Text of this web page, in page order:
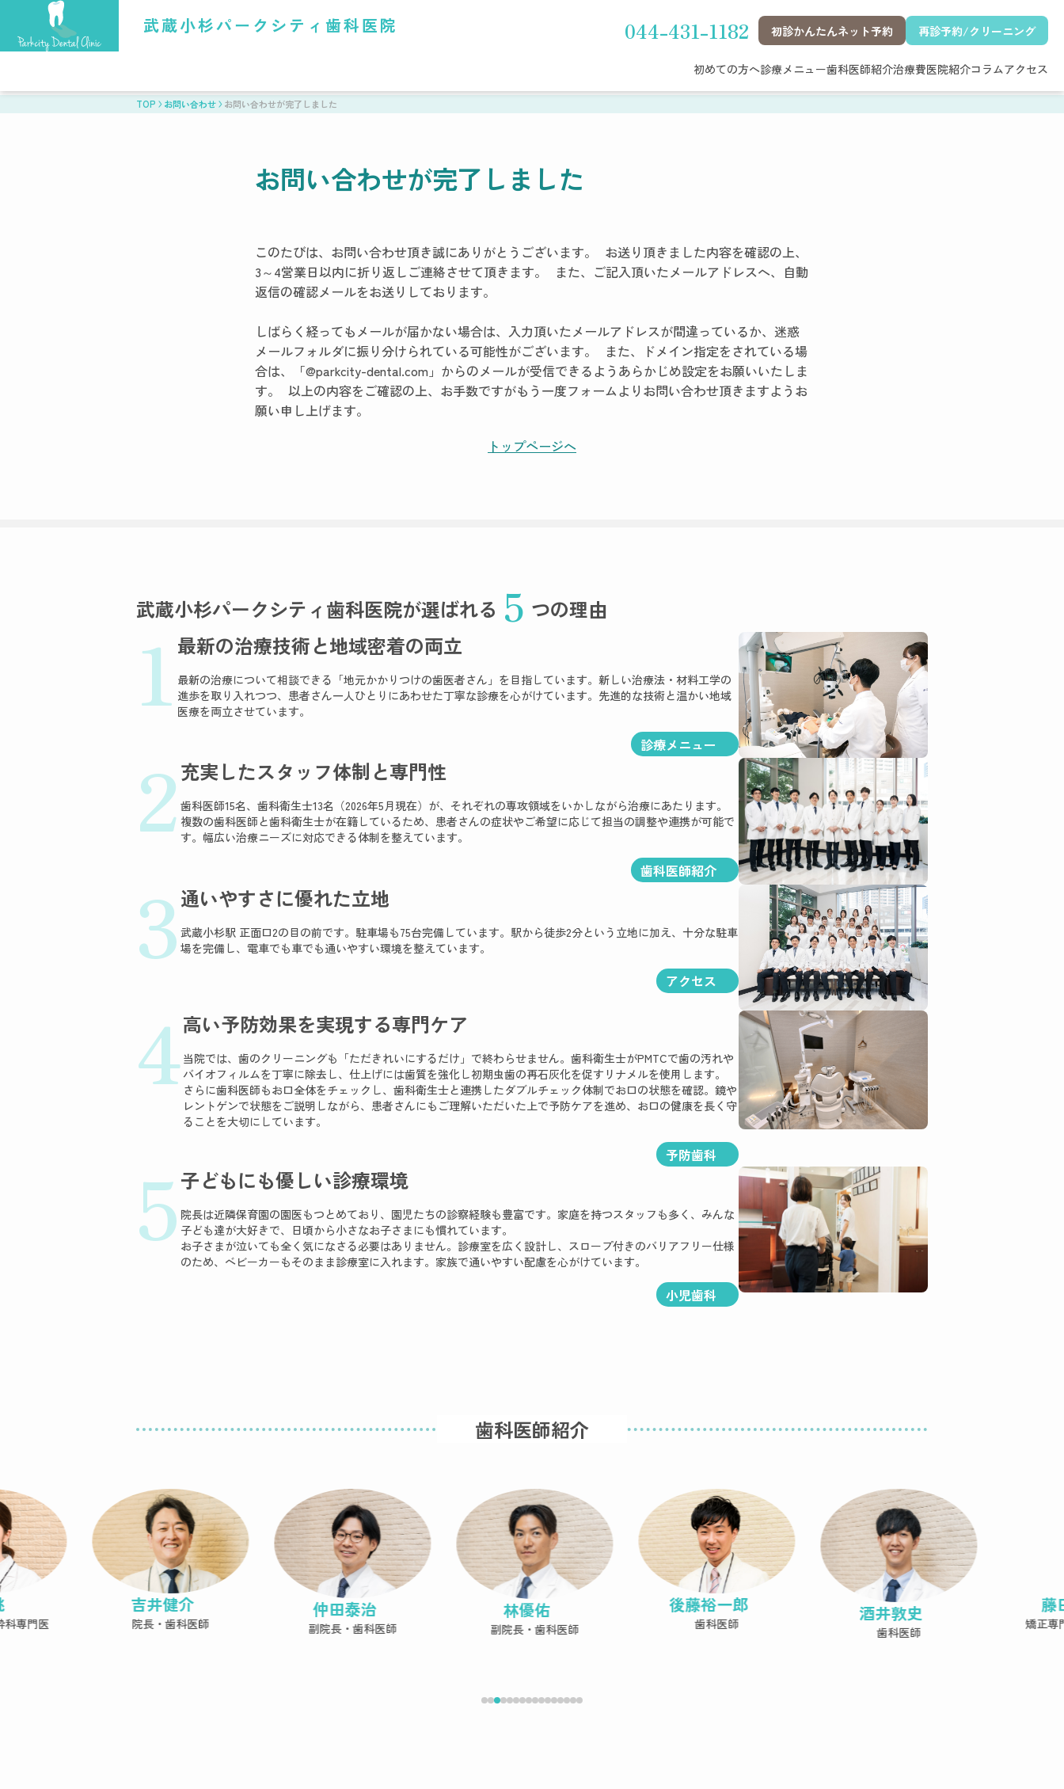
武蔵小杉パークシティ歯科医院 044-431-1182 初診かんたんネット予約 再診予約/クリーニング
初めての方へ診療メニュー歯科医師紹介治療費医院紹介コラムアクセス
TOP お問い合わせ お問い合わせが完了しました
お問い合わせが完了しました
このたびは、お問い合わせ頂き誠にありがとうございます。 お送り頂きました内容を確認の上、
3～4営業日以内に折り返しご連絡させて頂きます。 また、ご記入頂いたメールアドレスへ、自動
返信の確認メールをお送りしております。
しばらく経ってもメールが届かない場合は、入力頂いたメールアドレスが間違っているか、迷惑
メールフォルダに振り分けられている可能性がございます。 また、ドメイン指定をされている場
合は、「@parkcity-dental.com」からのメールが受信できるようあらかじめ設定をお願いいたしま
す。 以上の内容をご確認の上、お手数ですがもう一度フォームよりお問い合わせ頂きますようお
願い申し上げます。
トップページへ
武蔵小杉パークシティ歯科医院が選ばれる 5 つの理由
1 最新の治療技術と地域密着の両立
最新の治療について相談できる「地元かかりつけの歯医者さん」を目指しています。新しい治療法・材料工学の
進歩を取り入れつつ、患者さん一人ひとりにあわせた丁寧な診療を心がけています。先進的な技術と温かい地域
医療を両立させています。
診療メニュー
2充実したスタッフ体制と専門性
歯科医師15名、歯科衛生士13名（2026年5月現在）が、それぞれの専攻領域をいかしながら治療にあたります。
複数の歯科医師と歯科衛生士が在籍しているため、患者さんの症状やご希望に応じて担当の調整や連携が可能で
す。幅広い治療ニーズに対応できる体制を整えています。
歯科医師紹介
3通いやすさに優れた立地
武蔵小杉駅 正面口2の目の前です。駐車場も75台完備しています。駅から徒歩2分という立地に加え、十分な駐車
場を完備し、電車でも車でも通いやすい環境を整えています。
アクセス
4高い予防効果を実現する専門ケア
当院では、歯のクリーニングも「ただきれいにするだけ」で終わらせません。歯科衛生士がPMTCで歯の汚れや
バイオフィルムを丁寧に除去し、仕上げには歯質を強化し初期虫歯の再石灰化を促すリナメルを使用します。
さらに歯科医師もお口全体をチェックし、歯科衛生士と連携したダブルチェック体制でお口の状態を確認。鏡や
レントゲンで状態をご説明しながら、患者さんにもご理解いただいた上で予防ケアを進め、お口の健康を長く守
ることを大切にしています。
予防歯科
5子どもにも優しい診療環境
院長は近隣保育園の園医もつとめており、園児たちの診察経験も豊富です。家庭を持つスタッフも多く、みんな
子ども達が大好きで、日頃から小さなお子さまにも慣れています。
お子さまが泣いても全く気になさる必要はありません。診療室を広く設計し、スロープ付きのバリアフリー仕様
のため、ベビーカーもそのまま診療室に入れます。家族で通いやすい配慮を心がけています。
小児歯科
歯科医師紹介
専門医
吉井健介
院長・歯科医師
仲田泰治
副院長・歯科医師
林優佑
副院長・歯科医師
後藤裕一郎
歯科医師 酒井敦史
歯科医師
藤
矯正専